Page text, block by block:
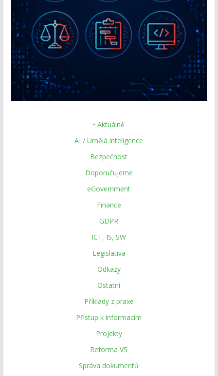
• Aktuálně
AI / Umělá inteligence
Bezpečnost
Doporučujeme
eGovernment
Finance
GDPR
ICT, IS, SW
Legislativa
Odkazy
Ostatní
Příklady z praxe
Přístup k informacím
Projekty
Reforma VS
Správa dokumentů